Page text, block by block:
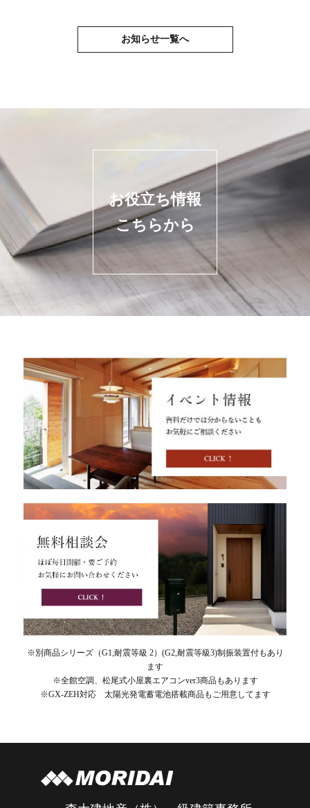
お知らせ一覧へ
お役立ち情報
こちらから
※別商品シリーズ（G1,耐震等級 2）(G2,耐震等級3)制振装置付もあり
ます
※全館空調、松尾式小屋裏エアコンver3商品もあります
※GX-ZEH対応 太陽光発電蓄電池搭載商品もご用意してます